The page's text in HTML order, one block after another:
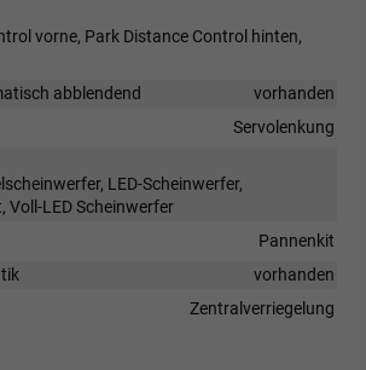
vorne, Park Distance Control hinten,
abblendend
vorhanden
Servolenkung
LED-Scheinwerfer,
Voll-LED Scheinwerfer
Pannenkit
vorhanden
Zentralverriegelung